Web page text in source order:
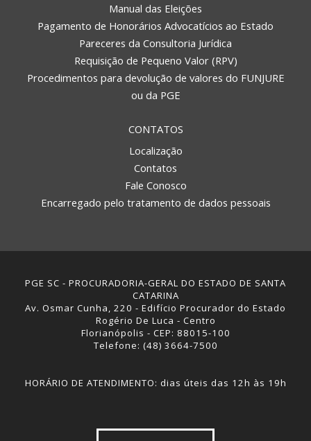
Manual das Eleições
Pagamento de Honorários Advocatícios ao Estado
Pareceres da Consultoria Jurídica
Requisição de Pequeno Valor (RPV)
Procedimentos para devolução de valores do FUNJURE
ou da PGE
CONTATOS
Localização
Contatos
Fale Conosco
Encarregado pelo tratamento de dados pessoais
PGE SC - PROCURADORIA-GERAL DO ESTADO DE SANTA
CATARINA
Av. Osmar Cunha, 220 - Edifício Procurador do Estado
Rogério De Luca - Centro
Florianópolis - CEP: 88015-100
Telefone: (48) 3664-7500
HORÁRIO DE ATENDIMENTO: dias úteis das 12h às 19h